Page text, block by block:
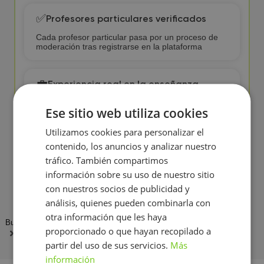
✅Profesores particulares verificados
Cada profesor particular pasa por un proceso de
moderación tras registrarse en la plataforma
💼Experiencia real en la enseñanza
más de 100 clasesde Matemáticas
🔍Control de calidad de la enseñanza
Analizamos los comentarios de los alumnos y nos
comunicamos con los profesionales para mejorar
el servicio
BuscaTuProfesor Profesor
Clases Particulares Matematicas
Alquerías, PAU (Examen de selectividad)
Ese sitio web utiliza cookies
Utilizamos cookies para personalizar el
contenido, los anuncios y analizar nuestro
tráfico. También compartimos
información sobre su uso de nuestro sitio
con nuestros socios de publicidad y
análisis, quienes pueden combinarla con
otra información que les haya
proporcionado o que hayan recopilado a
partir del uso de sus servicios. Más
información